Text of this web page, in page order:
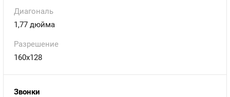
Диагональ
1,77 дюйма
Разрешение
160х128
Звонки